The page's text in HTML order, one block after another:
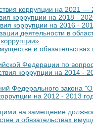
коррупции на 2021 —
коррупции на 2018 -
коррупции на 2016 -
деятельности в
и обязательствах
Федерации по
коррупции на 2014 -
Федерального закона
на 2012 - 2013
на замещение
и обязательствах